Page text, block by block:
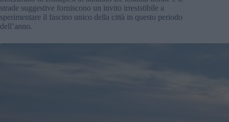
strade suggestive forniscono un invito irresistibile a
sperimentare il fascino unico della città in questo periodo
dell’anno.